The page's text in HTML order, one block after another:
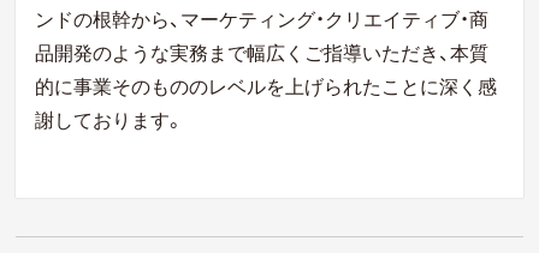
ンドの根幹から、マーケティング・クリエイティブ・商
品開発のような実務まで幅広くご指導いただき、本質
的に事業そのもののレベルを上げられたことに深く感
謝しております。